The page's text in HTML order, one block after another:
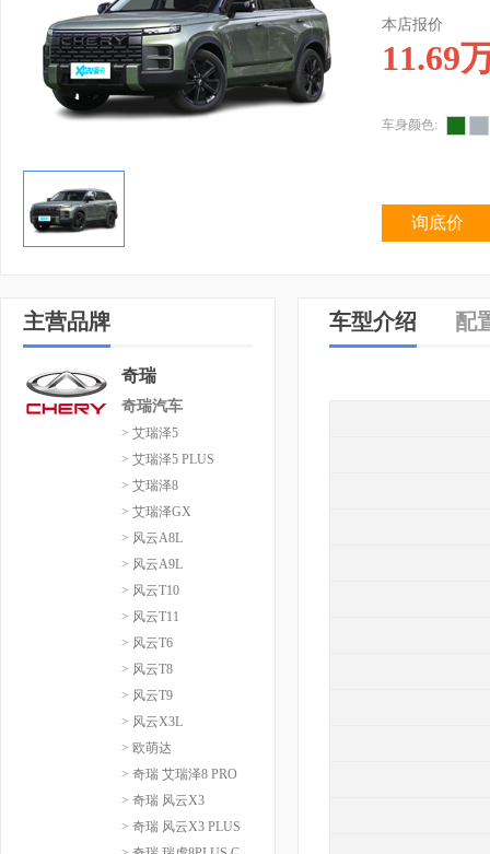
本店报价
11.69
车身颜色:
询底价
主营品牌
奇瑞
奇瑞汽车
> 艾瑞泽5
> 艾瑞泽5 PLUS
> 艾瑞泽8
> 艾瑞泽GX
> 风云A8L
> 风云A9L
> 风云T10
> 风云T11
> 风云T6
> 风云T8
> 风云T9
> 风云X3L
> 欧萌达
> 奇瑞 艾瑞泽8 PRO
> 奇瑞 风云X3
> 奇瑞 风云X3 PLUS
车型介绍 配